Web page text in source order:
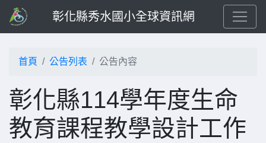
彰化縣秀水國小全球資訊網
首頁 公告列表 公告內容
彰化縣114學年度生命
教育課程教學設計工作